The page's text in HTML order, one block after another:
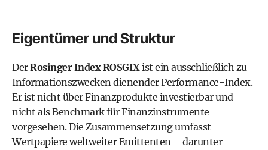
Eigentümer und Struktur
DerRosinger Index ROSGIXist ein ausschließlich zu
Informationszwecken dienender Performance-Index.
Er ist nicht über Finanzprodukte investierbar und
nicht als Benchmark für Finanzinstrumente
vorgesehen. Die Zusammensetzung umfasst
Wertpapiere weltweiter Emittenten – darunter